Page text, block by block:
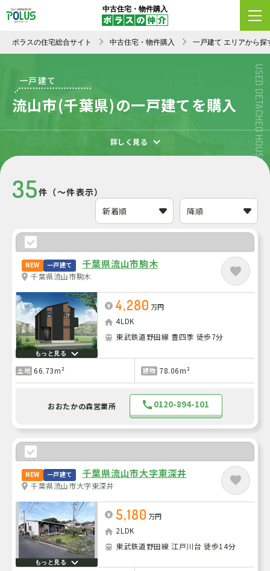
中古住宅・物件購入
ポラスの住宅総合サイト 中古住宅・物件購入 一戸建て エリアから探
USED DETACHED HOUSE
一戸建て
流山市(千葉県)の一戸建てを購入
詳しく見る
35件（～件表示）
NEW 一戸建て 千葉県流山市駒木
千葉県流山市駒木
もっと見る
4,280 万円
4LDK
東武鉄道野田線 豊四季 徒歩7分
土地 66.73m² 建物 78.06m²
おおたかの森営業所 0120-894-101
NEW 一戸建て 千葉県流山市大字東深井
千葉県流山市大字東深井
もっと見る
5,180 万円
2LDK
東武鉄道野田線 江戸川台 徒歩14分
エリア変更 条件変更